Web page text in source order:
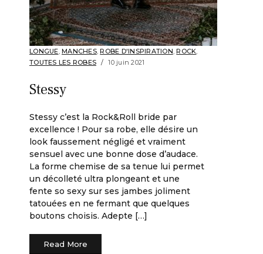
LONGUE, MANCHES,ROBE D'INSPIRATION,ROCK,
TOUTES LES ROBES
10 juin 2021
Stessy
Stessy c’est la Rock&Roll bride par
excellence ! Pour sa robe, elle désire un
look faussement négligé et vraiment
sensuel avec une bonne dose d’audace.
La forme chemise de sa tenue lui permet
un décolleté ultra plongeant et une
fente so sexy sur ses jambes joliment
tatouées en ne fermant que quelques
boutons choisis. Adepte […]
Read More